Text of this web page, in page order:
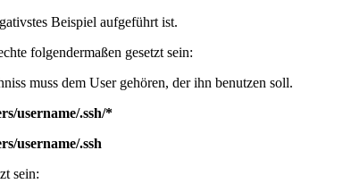
Beispiel aufgeführt ist.
folgendermaßen gesetzt sein:
muss dem User gehören, der ihn benutzen soll.
username/.ssh/*
username/.ssh
sein: